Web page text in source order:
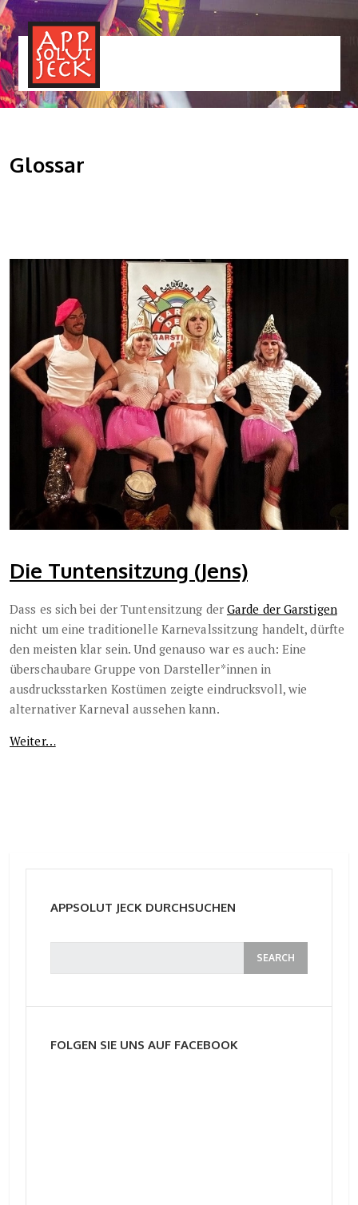
Glossar
Die Tuntensitzung (Jens)
Dass es sich bei der Tuntensitzung der Garde der Garstigen
nicht um eine traditionelle Karnevalssitzung handelt, dürfte
den meisten klar sein. Und genauso war es auch: Eine
überschaubare Gruppe von Darsteller*innen in
ausdrucksstarken Kostümen zeigte eindrucksvoll, wie
alternativer Karneval aussehen kann.
Weiter…
APPSOLUT JECK DURCHSUCHEN
FOLGEN SIE UNS AUF FACEBOOK